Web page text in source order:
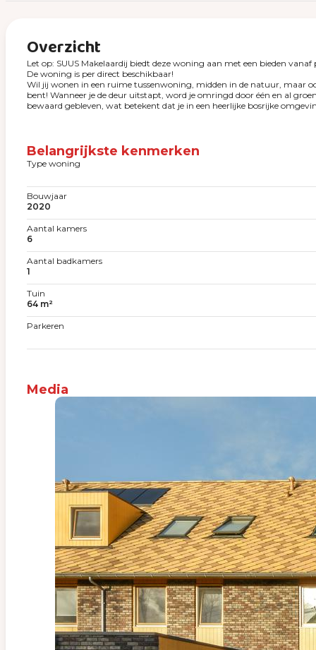
Overzicht
Let op: SUUS Makelaardij biedt deze woning aan met een bieden vanaf
De woning is per direct beschikbaar!
Wil jij wonen in een ruime tussenwoning, midden in de natuur, maar
bent! Wanneer je de deur uitstapt, word je omringd door één en al
bewaard gebleven, wat betekent dat je in een heerlijke bosrijke
Belangrijkste kenmerken
Type woning
Bouwjaar
2020
Aantal kamers
6
Aantal badkamers
1
Tuin
64 m²
Parkeren
Media